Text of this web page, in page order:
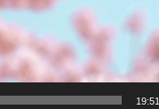
19:51